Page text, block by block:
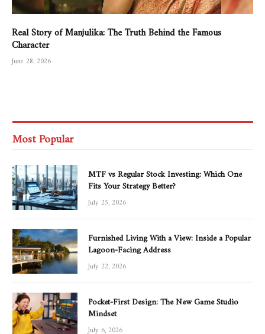
Real Story of Manjulika: The Truth Behind the Famous
Character
June 28, 2026
Most Popular
MTF vs Regular Stock Investing: Which One
Fits Your Strategy Better?
July 25, 2026
Furnished Living With a View: Inside a Popular
Lagoon-Facing Address
July 22, 2026
Pocket-First Design: The New Game Studio
Mindset
July 6, 2026